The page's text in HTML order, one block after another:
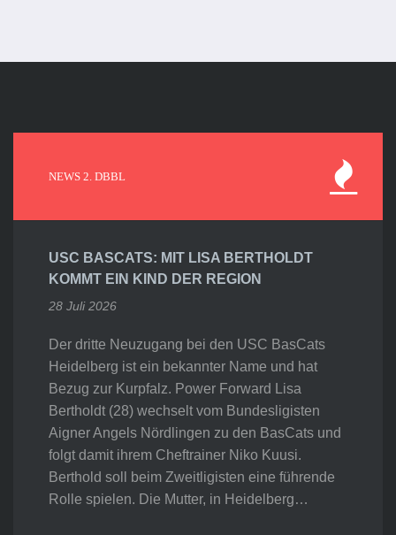
NEWS 2. DBBL
USC BASCATS: MIT LISA BERTHOLDT
KOMMT EIN KIND DER REGION
28 Juli 2026
Der dritte Neuzugang bei den USC BasCats
Heidelberg ist ein bekannter Name und hat
Bezug zur Kurpfalz. Power Forward Lisa
Bertholdt (28) wechselt vom Bundesligisten
Aigner Angels Nördlingen zu den BasCats und
folgt damit ihrem Cheftrainer Niko Kuusi.
Berthold soll beim Zweitligisten eine führende
Rolle spielen. Die Mutter, in Heidelberg…